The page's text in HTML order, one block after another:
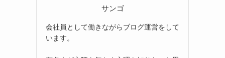
サンゴ
会社員として働きながらブログ運営をして
います。